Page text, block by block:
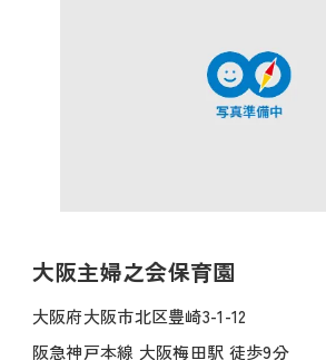
大阪主婦之会保育園
大阪府大阪市北区豊崎3-1-12
阪急神戸本線 大阪梅田駅 徒歩9分